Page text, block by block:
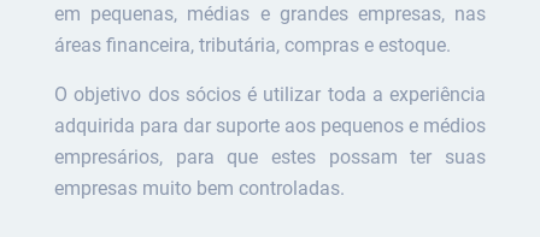
em pequenas, médias e grandes empresas, nas
áreas financeira, tributária, compras e estoque.
O objetivo dos sócios é utilizar toda a experiência
adquirida para dar suporte aos pequenos e médios
empresários, para que estes possam ter suas
empresas muito bem controladas.